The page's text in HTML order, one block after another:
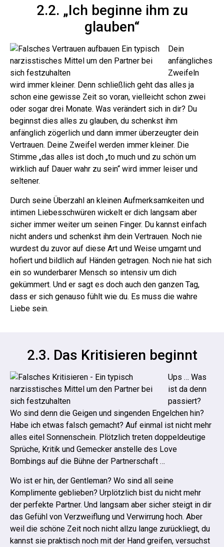
2.2. „Ich beginne ihm zu
glauben“
Dein
anfängliches
Zweifeln
wird immer kleiner. Denn schließlich geht das alles ja
schon eine gewisse Zeit so voran, vielleicht schon zwei
oder sogar drei Monate. Was verändert sich in dir? Du
beginnst dies alles zu glauben, du schenkst ihm
anfänglich zögerlich und dann immer überzeugter dein
Vertrauen. Deine Zweifel werden immer kleiner. Die
Stimme „das alles ist doch „to much und zu schön um
wirklich auf Dauer wahr zu sein“ wird immer leiser und
seltener.
Durch seine Überzahl an kleinen Aufmerksamkeiten und
intimen Liebesschwüren wickelt er dich langsam aber
sicher immer weiter um seinen Finger. Du kannst einfach
nicht anders und schenkst ihm dein Vertrauen. Noch nie
wurdest du zuvor auf diese Art und Weise umgarnt und
hofiert und bildlich auf Händen getragen. Noch nie hat sich
ein so wunderbarer Mensch so intensiv um dich
gekümmert. Und er sagt es doch auch den ganzen Tag,
dass er sich genauso fühlt wie du. Es muss die wahre
Liebe sein.
2.3. Das Kritisieren beginnt
Ups … Was
ist da denn
passiert?
Wo sind denn die Geigen und singenden Engelchen hin?
Habe ich etwas falsch gemacht? Auf einmal ist nicht mehr
alles eitel Sonnenschein. Plötzlich treten doppeldeutige
Sprüche, Kritik und Gemecker anstelle des Love
Bombings auf die Bühne der Partnerschaft …
Wo ist er hin, der Gentleman? Wo sind all seine
Komplimente geblieben? Urplötzlich bist du nicht mehr
der perfekte Partner. Und langsam aber sicher steigt in dir
das Gefühl von Verzweiflung und Verwirrung hoch. Aber
weil die schöne Zeit noch nicht allzu lange zurückliegt, du
kannst sie praktisch noch mit der Hand greifen, versuchst